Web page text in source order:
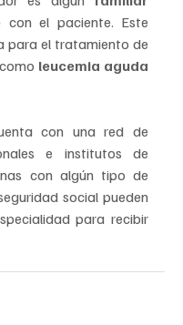
con el paciente. Este
para el tratamiento de
leucemia aguda
con una red de
e institutos de
con algún tipo de
social pueden